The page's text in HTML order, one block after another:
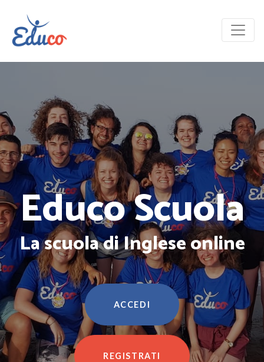
Educo Scuola
La scuola di Inglese online
ACCEDI
REGISTRATI